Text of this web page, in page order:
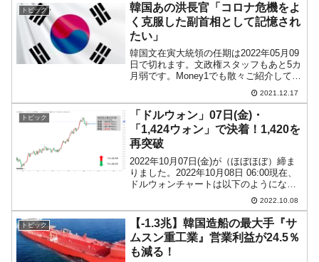
トピック
韓国あの洪長官「コロナ危機をよ
く克服した副首相として記憶され
たい」
韓国文在寅大統領の任期は2022年05月09
日で切れます。文政権スタッフもあと5カ
月弱です。Money1でも散々ご紹介してき
た洪楠基（ホン・ナムギ）副首相兼企画
財政部長官も退任となります。副首相に
して企画財政部（財務省に当たります）
の長です...
2021.12.17
トピック
「ドルウォン」07日(金)・
「1,424ウォン」で決着！1,420を
再突破
2022年10月07日(金)が（ほぼほぼ）締ま
りました。2022年10月08日 06:00現在、
ドルウォンチャートは以下のようになっ
ています（チャートは『Investing.com』
より引用：以下同）。アメリカ時間にウ
ォン安方向へ急進し、「...
2022.10.08
トピック
【-1.3兆】韓国造船の最大手『サ
ムスン重工業』営業利益が24.5％
も減る！